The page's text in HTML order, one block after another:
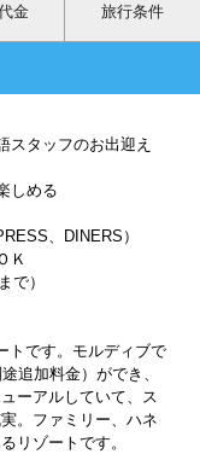
金 旅行条件
スタッフのお出迎え
しめる
、DINERS）
Ｋ
で）
トです。モルディブで
追加料金）ができ、
ーアルしていて、ス
。ファミリー、ハネ
リゾートです。